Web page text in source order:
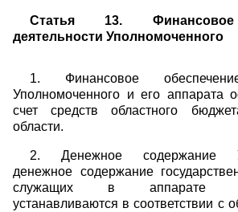
Статья 13. Финансовое
деятельности Уполномоченного
1. Финансовое
Уполномоченного и его аппарата
счет средств областного
области.
2. Денежное содержание
денежное содержание
служащих в аппарате
устанавливаются в соответствии с